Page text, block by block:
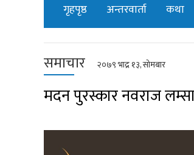
गृहपृष्ठ अन्तरवार्ता कथा
समाचार २०७९ भाद्र १३, सोमबार
मदन पुरस्कार नवराज